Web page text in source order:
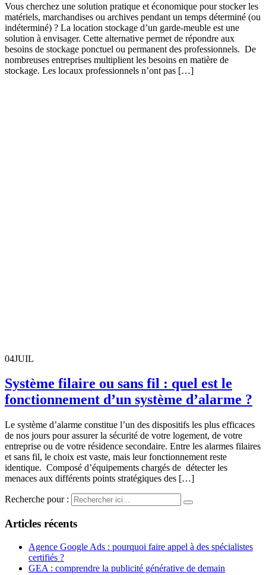
Vous cherchez une solution pratique et économique pour stocker les
matériels, marchandises ou archives pendant un temps déterminé (ou
indéterminé) ? La location stockage d’un garde-meuble est une
solution à envisager. Cette alternative permet de répondre aux
besoins de stockage ponctuel ou permanent des professionnels. De
nombreuses entreprises multiplient les besoins en matière de
stockage. Les locaux professionnels n’ont pas […]
04JUIL
Système filaire ou sans fil : quel est le
fonctionnement d’un système d’alarme ?
Le système d’alarme constitue l’un des dispositifs les plus efficaces
de nos jours pour assurer la sécurité de votre logement, de votre
entreprise ou de votre résidence secondaire. Entre les alarmes filaires
et sans fil, le choix est vaste, mais leur fonctionnement reste
identique. Composé d’équipements chargés de détecter les
menaces aux différents points stratégiques des […]
Recherche pour :
Articles récents
Agence Google Ads : pourquoi faire appel à des spécialistes
certifiés ?
GEA : comprendre la publicité générative de demain